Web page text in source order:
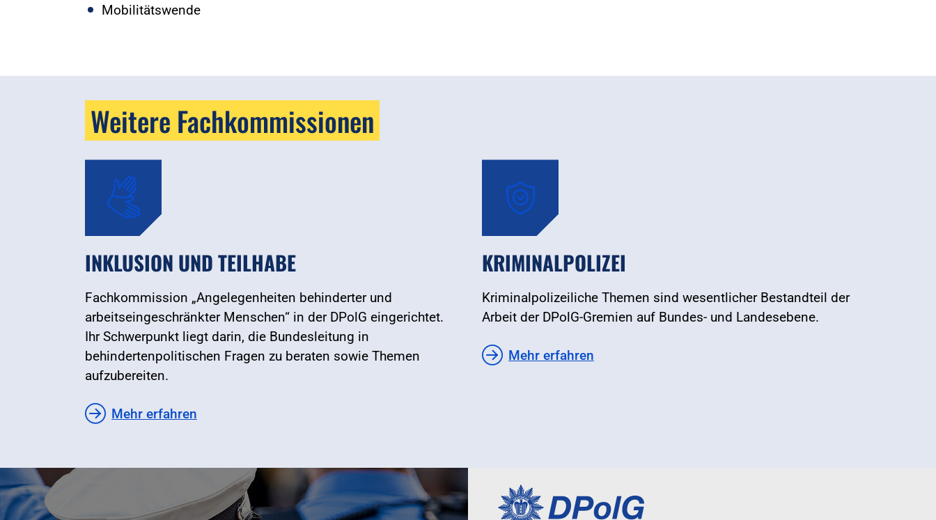
Mobilitätswende
Weitere Fachkommissionen
INKLUSION UND TEILHABE
Fachkommission „Angelegenheiten behinderter und
arbeitseingeschränkter Menschen“ in der DPolG eingerichtet.
Ihr Schwerpunkt liegt darin, die Bundesleitung in
behindertenpolitischen Fragen zu beraten sowie Themen
aufzubereiten.
Mehr erfahren
KRIMINALPOLIZEI
Kriminalpolizeiliche Themen sind wesentlicher Bestandteil der
Arbeit der DPolG-Gremien auf Bundes- und Landesebene.
Mehr erfahren